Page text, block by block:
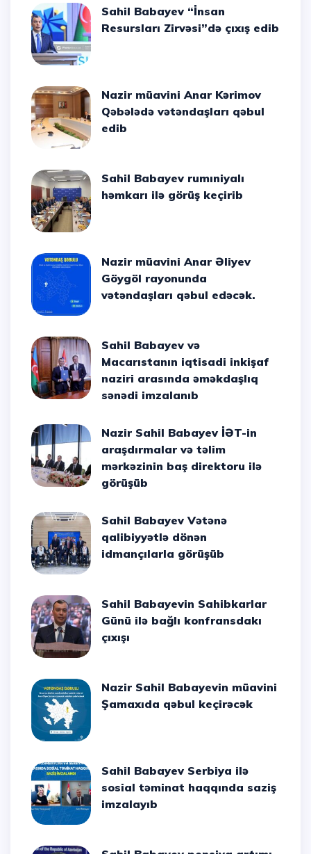
Sahil Babayev “İnsan
Resursları Zirvəsi”də çıxış edib
Nazir müavini Anar Kərimov
Qəbələdə vətəndaşları qəbul
edib
Sahil Babayev rumıniyalı
həmkarı ilə görüş keçirib
Nazir müavini Anar Əliyev
Göygöl rayonunda
vətəndaşları qəbul edəcək.
Sahil Babayev və
Macarıstanın iqtisadi inkişaf
naziri arasında əməkdaşlıq
sənədi imzalanıb
Nazir Sahil Babayev İƏT-in
araşdırmalar və təlim
mərkəzinin baş direktoru ilə
görüşüb
Sahil Babayev Vətənə
qalibiyyətlə dönən
idmançılarla görüşüb
Sahil Babayevin Sahibkarlar
Günü ilə bağlı konfransdakı
çıxışı
Nazir Sahil Babayevin müavini
Şamaxıda qəbul keçirəcək
Sahil Babayev Serbiya ilə
sosial təminat haqqında saziş
imzalayıb